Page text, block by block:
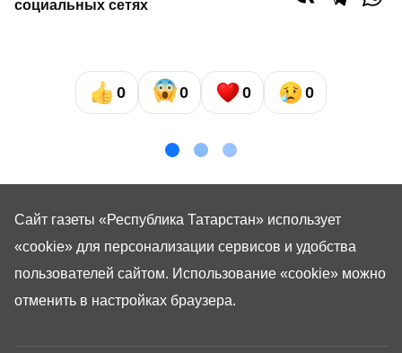
социальных сетях
0 0 0 0
Сайт газеты «Республика Татарстан» использует
«cookie» для персонализации сервисов и удобства
пользователей сайтом. Использование «cookie» можно
отменить в настройках браузера.